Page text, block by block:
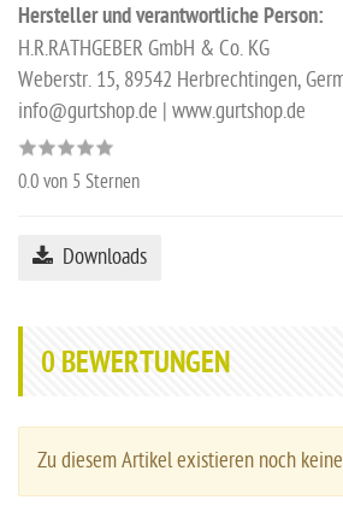
Hersteller und verantwortliche Person:
H.R.RATHGEBER GmbH & Co. KG
Weberstr. 15, 89542 Herbrechtingen,
info@gurtshop.de | www.gurtshop.de
0.0 von 5 Sternen
Downloads
0 BEWERTUNGEN
Zu diesem Artikel existieren noch